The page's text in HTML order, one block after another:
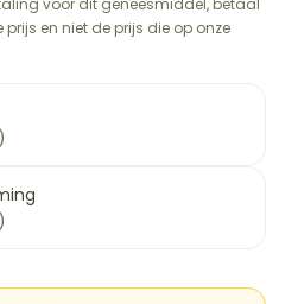
voor dit geneesmiddel, betaal
en niet de prijs die op onze